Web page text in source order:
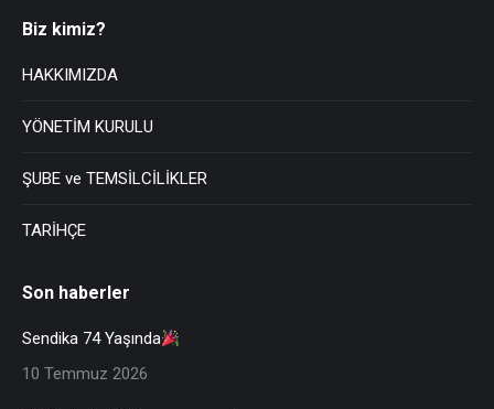
Biz kimiz?
HAKKIMIZDA
YÖNETİM KURULU
ŞUBE ve TEMSİLCİLİKLER
TARİHÇE
Son haberler
Sendika 74 Yaşında
10 Temmuz 2026